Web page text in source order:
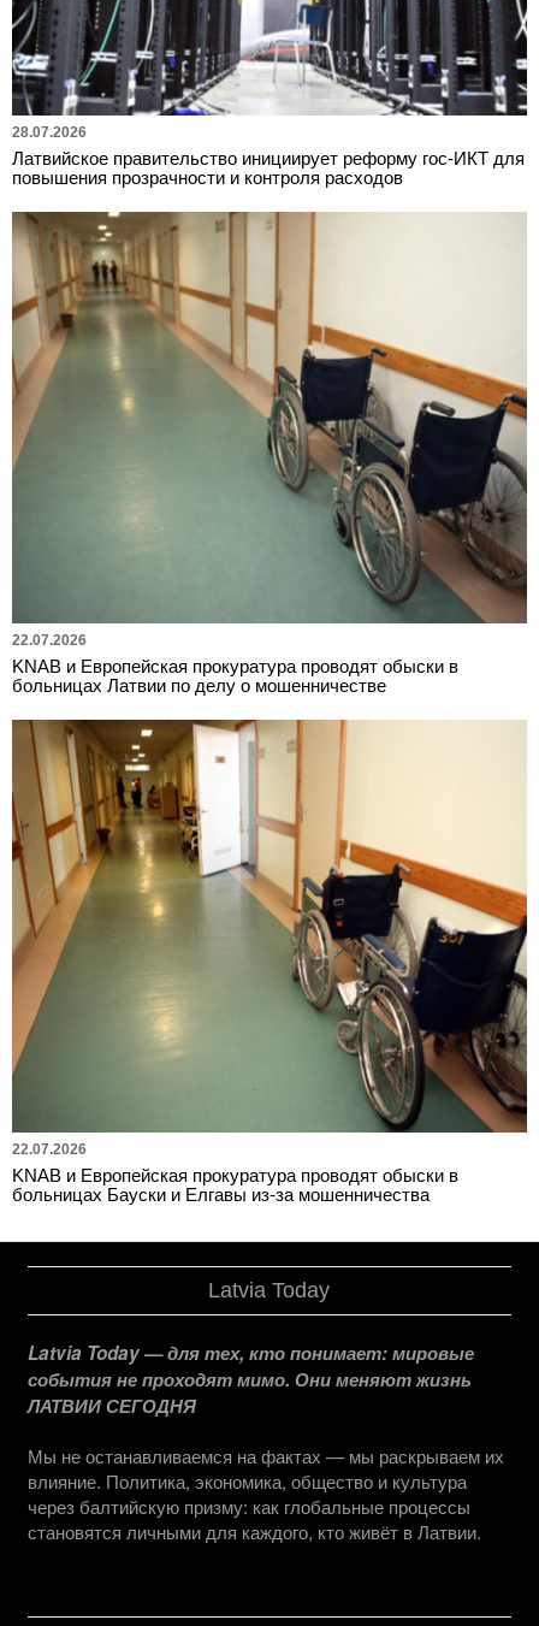
28.07.2026
Латвийское правительство инициирует реформу гос-ИКТ для
повышения прозрачности и контроля расходов
22.07.2026
KNAB и Европейская прокуратура проводят обыски в
больницах Латвии по делу о мошенничестве
22.07.2026
KNAB и Европейская прокуратура проводят обыски в
больницах Бауски и Елгавы из-за мошенничества
Latvia Today
Latvia Today — для тех, кто понимает: мировые
события не проходят мимо. Они меняют жизнь
ЛАТВИИ СЕГОДНЯ
Мы не останавливаемся на фактах — мы раскрываем их
влияние. Политика, экономика, общество и культура
через балтийскую призму: как глобальные процессы
становятся личными для каждого, кто живёт в Латвии.